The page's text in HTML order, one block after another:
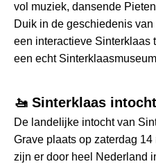
vol muziek, dansende
Duik in de geschiedenis
een interactieve Sinterklaas
een echt
🚤 Sinterklaas
De landelijke intocht van
Grave plaats op zaterdag
zijn er door heel Nederland